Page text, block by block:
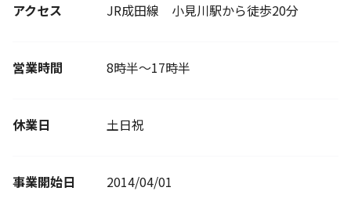
アクセス JR成田線 小見川駅から徒歩20分
営業時間 8時半～17時半
休業日 土日祝
事業開始日 2014/04/01